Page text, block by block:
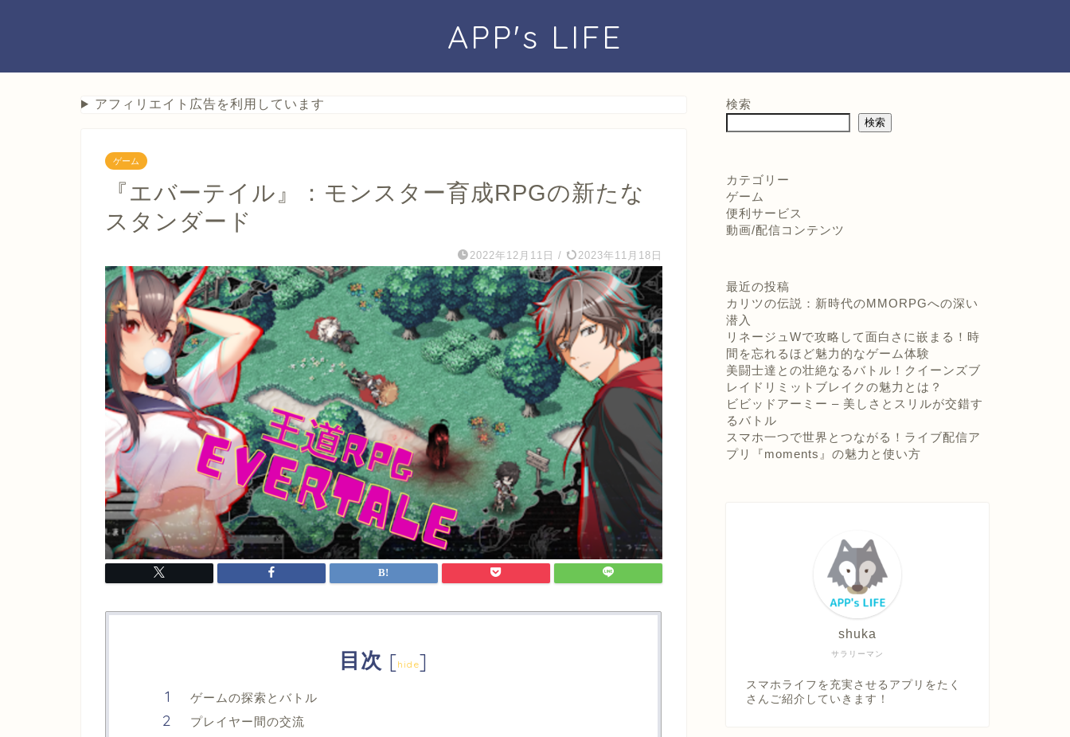
APP's LIFE
アフィリエイト広告を利用しています
ゲーム
『エバーテイル』：モンスター育成RPGの新たな
スタンダード
2022年12月11日 / 2023年11月18日
目次 [hide]
ゲームの探索とバトル
プレイヤー間の交流
検索
検索
カテゴリー
ゲーム
便利サービス
動画/配信コンテンツ
最近の投稿
カリツの伝説：新時代のMMORPGへの深い
潜入
リネージュWで攻略して面白さに嵌まる！時
間を忘れるほど魅力的なゲーム体験
美闘士達との壮絶なるバトル！クイーンズブ
レイドリミットブレイクの魅力とは？
ビビッドアーミー – 美しさとスリルが交錯す
るバトル
スマホ一つで世界とつながる！ライブ配信ア
プリ『moments』の魅力と使い方
サラリーマン
shuka
スマホライフを充実させるアプリをたく
さんご紹介していきます！